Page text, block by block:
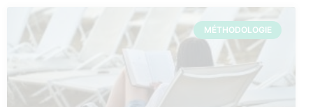
MÉTHODOLOGIE